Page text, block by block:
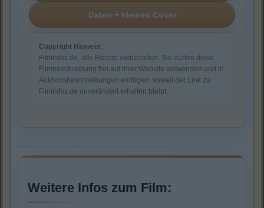
Copyright Hinweis:
Filminfos.de, alle Rechte vorbehalten. Sie dürfen diese
Filmbeschreibung frei auf Ihrer Website verwenden und in
Auktionsbeschreibungen einfügen, soweit der Link zu
Filminfos.de unverändert erhalten bleibt.
Weitere Infos zum Film: